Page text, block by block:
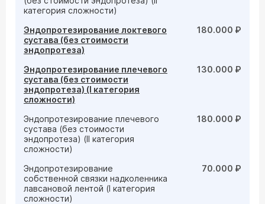
категория сложности)
Эндопротезирование локтевого
сустава (без стоимости
эндопротеза)
180.000 ₽
Эндопротезирование плечевого
сустава (без стоимости
эндопротеза) (I категория
сложности)
130.000 ₽
Эндопротезирование плечевого
сустава (без стоимости
эндопротеза) (II категория
сложности)
180.000 ₽
Эндопротезирование
собственной связки надколенника
лавсановой лентой (I категория
сложности)
70.000 ₽